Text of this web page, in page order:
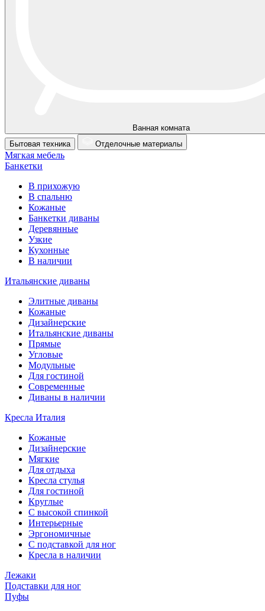
Ванная комната
Бытовая техника
Отделочные материалы
Мягкая мебель
Банкетки
В прихожую
В спальню
Кожаные
Банкетки диваны
Деревянные
Узкие
Кухонные
В наличии
Итальянские диваны
Элитные диваны
Кожаные
Дизайнерские
Итальянские диваны
Прямые
Угловые
Модульные
Для гостиной
Современные
Диваны в наличии
Кресла Италия
Кожаные
Дизайнерские
Мягкие
Для отдыха
Кресла стулья
Для гостиной
Круглые
С высокой спинкой
Интерьерные
Эргономичные
С подставкой для ног
Кресла в наличии
Лежаки
Подставки для ног
Пуфы